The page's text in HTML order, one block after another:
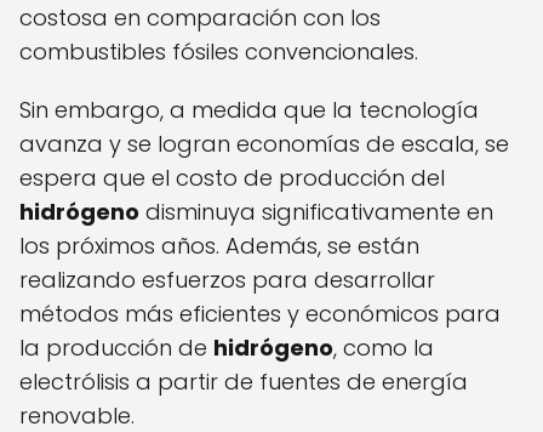
costosa en comparación con los
combustibles fósiles convencionales.
Sin embargo, a medida que la tecnología
avanza y se logran economías de escala, se
espera que el costo de producción del
hidrógeno disminuya significativamente en
los próximos años. Además, se están
realizando esfuerzos para desarrollar
métodos más eficientes y económicos para
la producción de hidrógeno, como la
electrólisis a partir de fuentes de energía
renovable.